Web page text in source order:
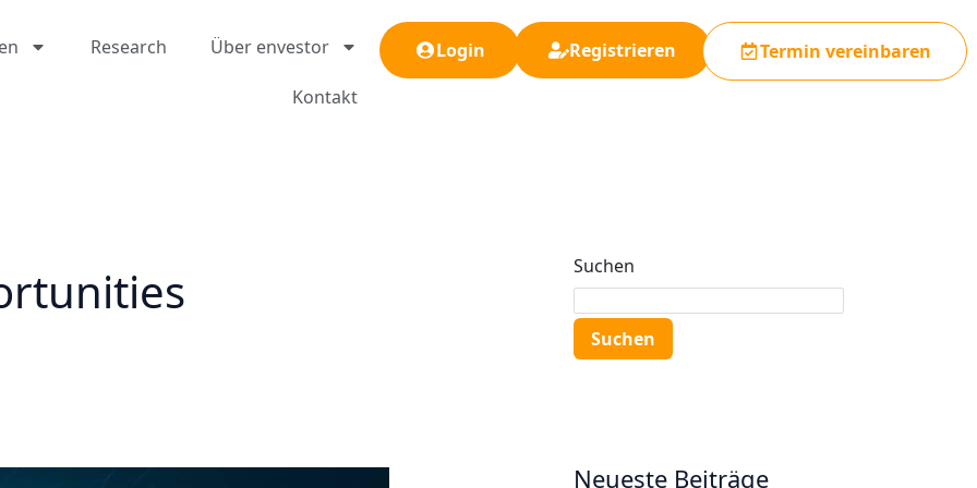
Research Über envestor
Kontakt
Login Registrieren Termin vereinbaren
Suchen
Suchen
Neueste Beiträge